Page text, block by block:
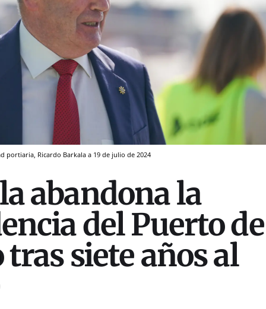
portiaria, Ricardo Barkala a 19 de julio de 2024
abandona la
del Puerto de
siete años al